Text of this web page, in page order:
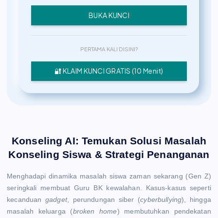
BUKA KUNCI
PERTAMA KALI DISINI?
🔐 KLAIM KUNCI GRATIS (10 Menit)
Konseling AI: Temukan Solusi Masalah
Konseling Siswa & Strategi Penanganan
Menghadapi dinamika masalah siswa zaman sekarang (Gen Z)
seringkali membuat Guru BK kewalahan. Kasus-kasus seperti
kecanduan gadget, perundungan siber (cyberbullying), hingga
masalah keluarga (broken home) membutuhkan pendekatan